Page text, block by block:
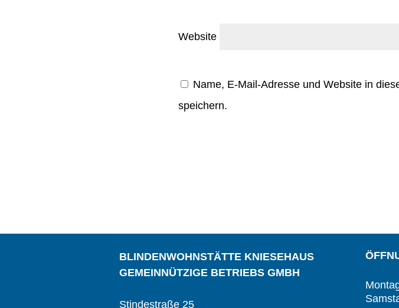
Website
Name, E-Mail-Adresse und Website in
speichern.
BLINDENWOHNSTÄTTE KNIESEHAUS
GEMEINNÜTZIGE BETRIEBS GMBH
Stindestraße 25